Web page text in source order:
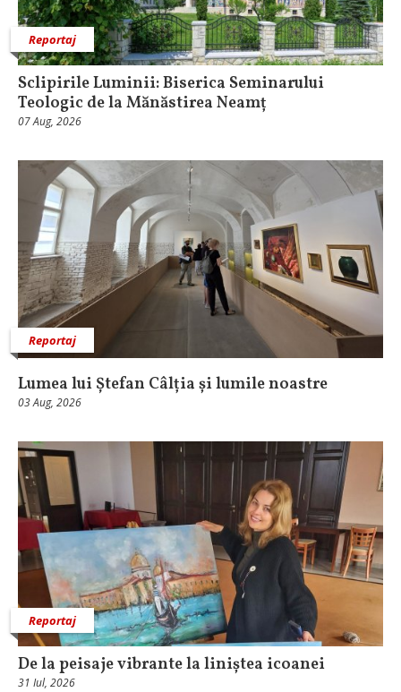
Reportaj
Sclipirile Luminii: Biserica Seminarului
Teologic de la Mănăstirea Neamț
07 Aug, 2026
Reportaj
Lumea lui Ștefan Câlția și lumile noastre
03 Aug, 2026
Reportaj
De la peisaje vibrante la liniștea icoanei
31 Iul, 2026